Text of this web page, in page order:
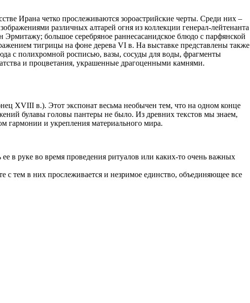
Ирана четко прослеживаются зороастрийские черты. Среди них –
различных алтарей огня из коллекции генерал-лейтенанта
большое серебряное раннесасанидское блюдо с парфянской
тигрицы на фоне дерева VI в. На выставке представлены также
с полихромной росписью, вазы, сосуды для воды, фрагменты
и процветания, украшенные драгоценными камнями.
ХVIII в.). Этот экспонат весьма необычен тем, что на одном конце
булавы головы пантеры не было. Из древних текстов мы знаем,
гармонии и укрепления материального мира.
в руке во время проведения ритуалов или каких-то очень важных
с тем в них прослеживается и незримое единство, объединяющее все